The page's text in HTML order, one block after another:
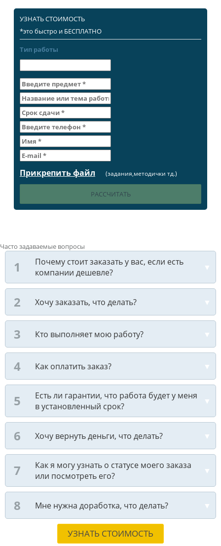
УЗНАТЬ СТОИМОСТЬ
*это быстро и БЕСПЛАТНО
Тип работы
Прикрепить файл (задания,методички тд.)
Часто задаваемые вопросы
Почему стоит заказать у вас, если есть
компании дешевле?
Хочу заказать, что делать?
Кто выполняет мою работу?
Как оплатить заказ?
Есть ли гарантии, что работа будет у меня
в установленный срок?
Хочу вернуть деньги, что делать?
Как я могу узнать о статусе моего заказа
или посмотреть его?
Мне нужна доработка, что делать?
УЗНАТЬ СТОИМОСТЬ